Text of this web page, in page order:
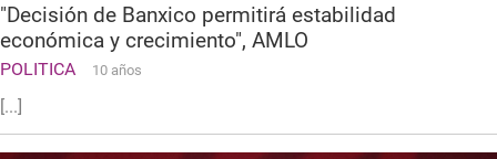
"Decisión de Banxico permitirá estabilidad
económica y crecimiento", AMLO
POLITICA 10 años
[...]